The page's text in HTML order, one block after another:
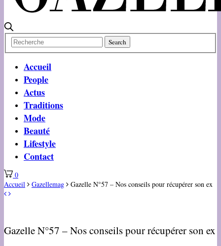
Accueil
People
Actus
Traditions
Mode
Beauté
Lifestyle
Contact
0
Accueil
Gazellemag Gazelle N°57 – Nos conseils pour récupérer son ex
Gazelle N°57 – Nos conseils pour récupérer son ex